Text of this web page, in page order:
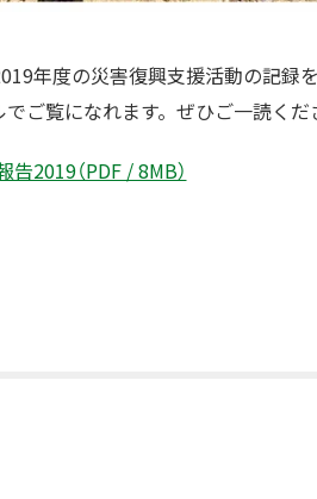
年度の災害復興支援活動の記録
ご覧になれます。ぜひご一読くだ
2019（PDF / 8MB）